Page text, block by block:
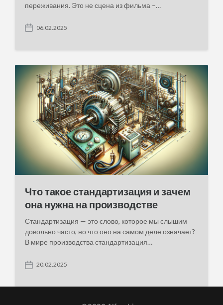
переживания. Это не сцена из фильма –…
P
a
06.02.2025
Что такое стандартизация и зачем
она нужна на производстве
Стандартизация — это слово, которое мы слышим
довольно часто, но что оно на самом деле означает?
В мире производства стандартизация…
P
s
20.02.2025